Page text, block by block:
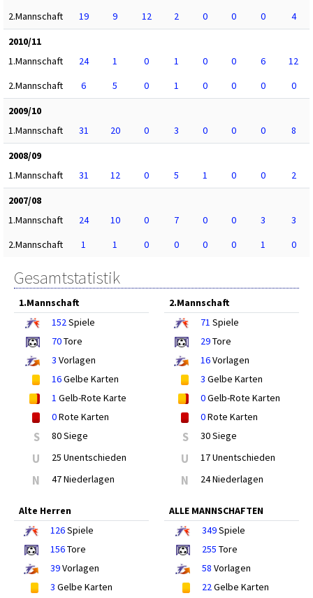
2.Mannschaft
19 9 12 2 0 0 0
4
2010/11
1.Mannschaft
24 1 0 1 0 0 6
12
2.Mannschaft
6 5 0 1 0 0 0
0
2009/10
1.Mannschaft
31 20 0 3 0 0 0
8
2008/09
1.Mannschaft
31 12 0 5 1 0 0
2
2007/08
1.Mannschaft
24 10 0 7 0 0 3
3
2.Mannschaft
1 1 0 0 0 0 1 0
Gesamtstatistik
1.Mannschaft
152Spiele
70Tore
3 Vorlagen
16Gelbe Karten
1 Gelb-Rote Karte
0Rote Karten
S 80 Siege
U 25 Unentschieden
N 47 Niederlagen
2.Mannschaft
71 Spiele
29Tore
16Vorlagen
3 Gelbe Karten
0Gelb-Rote Karten
0Rote Karten
S 30 Siege
U 17 Unentschieden
N 24 Niederlagen
Alte Herren
126Spiele
156Tore
39Vorlagen
3 Gelbe Karten
ALLE MANNSCHAFTEN
349Spiele
255 Tore
58 Vorlagen
22Gelbe Karten